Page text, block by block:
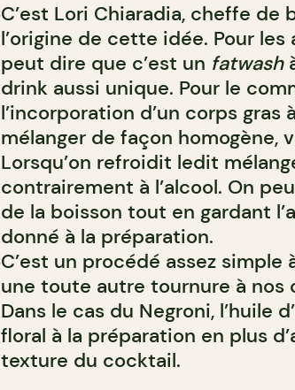
C’est Lori Chiaradia, cheffe de
l’origine de cette idée. Pour
peut dire que c’est un fatwash
drink aussi unique. Pour le
l’incorporation d’un corps gras
mélanger de façon homogène,
Lorsqu’on refroidit ledit
contrairement à l’alcool. On
de la boisson tout en gardant
donné à la préparation.
C’est un procédé assez
une toute autre tournure à nos
Dans le cas du Negroni, l’huile
floral à la préparation en plus
texture du cocktail.